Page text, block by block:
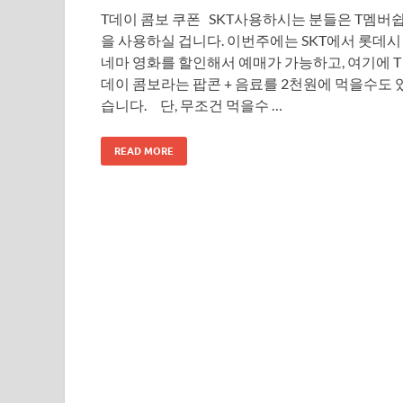
T데이 콤보 쿠폰 SKT사용하시는 분들은 T멤버
을 사용하실 겁니다. 이번주에는 SKT에서 롯데시
네마 영화를 할인해서 예매가 가능하고, 여기에 T
데이 콤보라는 팝콘 + 음료를 2천원에 먹을수도
습니다. 단, 무조건 먹을수 …
READ MORE